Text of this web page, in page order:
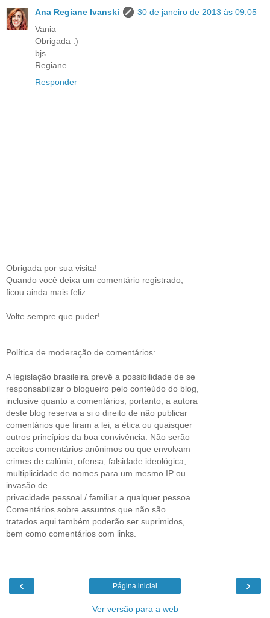
Ana Regiane Ivanski
30 de janeiro de 2013 às 09:05
Vania
Obrigada :)
bjs
Regiane
Responder
Obrigada por sua visita!
Quando você deixa um comentário registrado,
ficou ainda mais feliz.
Volte sempre que puder!
Política de moderação de comentários:
A legislação brasileira prevê a possibilidade de se
responsabilizar o blogueiro pelo conteúdo do blog,
inclusive quanto a comentários; portanto, a autora
deste blog reserva a si o direito de não publicar
comentários que firam a lei, a ética ou quaisquer
outros princípios da boa convivência. Não serão
aceitos comentários anônimos ou que envolvam
crimes de calúnia, ofensa, falsidade ideológica,
multiplicidade de nomes para um mesmo IP ou
invasão de
privacidade pessoal / familiar a qualquer pessoa.
Comentários sobre assuntos que não são
tratados aqui também poderão ser suprimidos,
bem como comentários com links.
‹ ›
Página inicial
Ver versão para a web